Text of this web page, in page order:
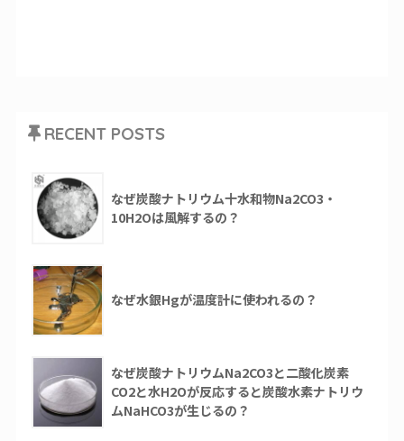
RECENT POSTS
なぜ炭酸ナトリウム十水和物Na2CO3・
10H2Oは風解するの？
なぜ水銀Hgが温度計に使われるの？
なぜ炭酸ナトリウムNa2CO3と二酸化炭素
CO2と水H2Oが反応すると炭酸水素ナトリウ
ムNaHCO3が生じるの？